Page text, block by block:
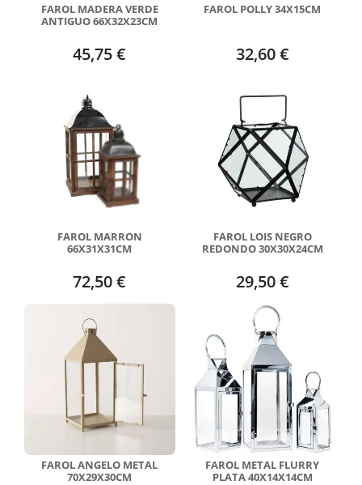
FAROL MADERA VERDE
ANTIGUO 66X32X23CM
45,75 €
FAROL POLLY 34X15CM
32,60 €
FAROL MARRON
66X31X31CM
72,50 €
FAROL LOIS NEGRO
REDONDO 30X30X24CM
29,50 €
FAROL ANGELO METAL
70X29X30CM
FAROL METAL FLURRY
PLATA 40X14X14CM